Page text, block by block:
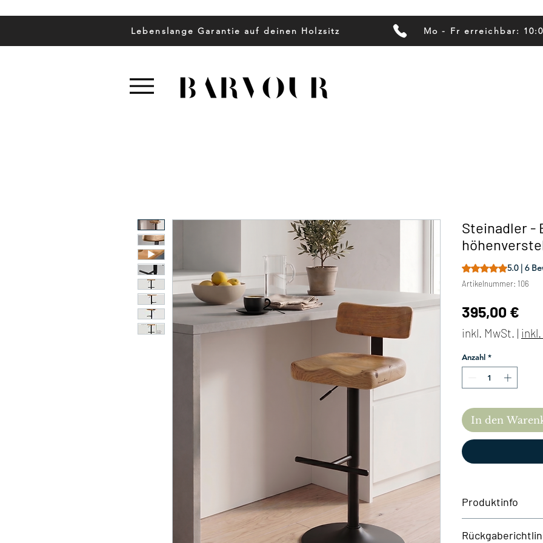
Lebenslange Garantie auf deinen Holzsitz Mo - Fr erreichbar:
Steinadler -
Das Rating5.0 | 6
Artikelnummer: 106
395,00 €
inkl. MwSt. |
Anzahl *
In den
Produktinfo
beliebig bis auf